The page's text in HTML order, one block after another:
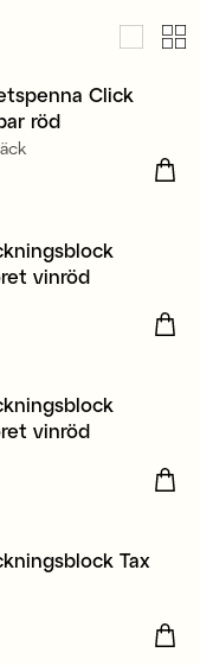
Click
röd
vinröd
vinröd
Tax